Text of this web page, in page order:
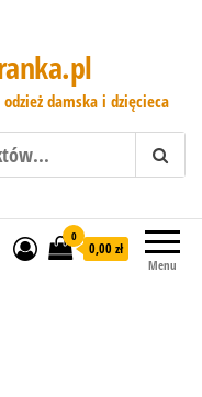
damska i dzięcieca
Menu
0
0,00 zł